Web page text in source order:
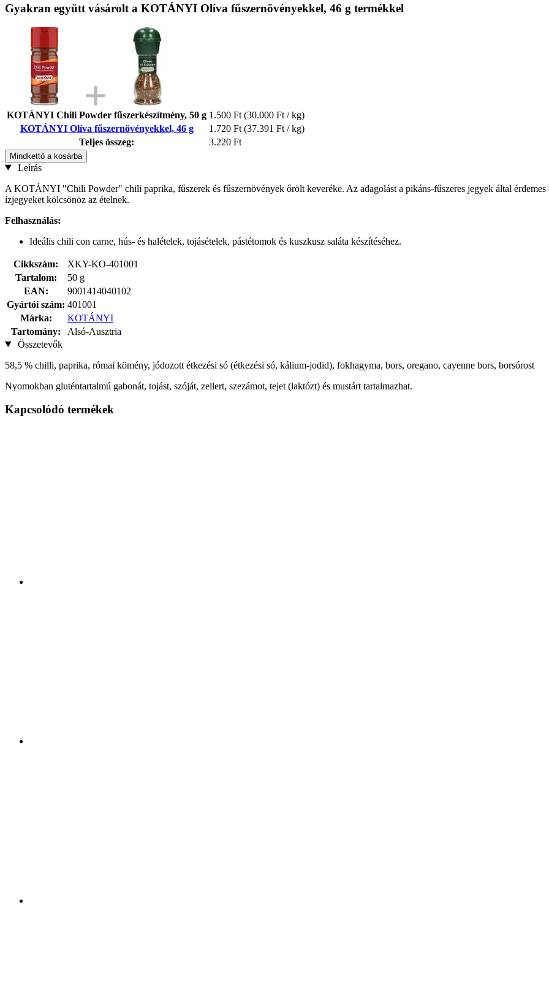
Gyakran együtt vásárolt a KOTÁNYI Olíva fűszernövényekkel, 46 g termékkel
KOTÁNYI Chili Powder fűszerkészítmény, 50 g 1.500 Ft (30.000 Ft / kg)
KOTÁNYI Olíva fűszernövényekkel, 46 g
1.720 Ft (37.391 Ft / kg)
Teljes összeg:
3.220 Ft
Mindkettő a kosárba
Leírás
A KOTÁNYI "Chili Powder" chili paprika, fűszerek és fűszernövények őrölt keveréke. Az adagolást a pikáns-fűszeres jegyek által
ízjegyeket kölcsönöz az ételnek.
Felhasználás:
Ideális chili con carne, hús- és halételek, tojásételek, pástétomok és kuszkusz saláta készítéséhez.
Cikkszám:
XKY-KO-401001
Tartalom:
50 g
EAN:
9001414040102
Gyártói szám: 401001
Márka:
KOTÁNYI
Tartomány:
Alsó-Ausztria
Összetevők
58,5 % chilli, paprika, római kömény, jódozott étkezési só (étkezési só, kálium-jodid), fokhagyma, bors, oregano, cayenne bors, borsórost
Nyomokban gluténtartalmú gabonát, tojást, szóját, zellert, szezámot, tejet (laktózt) és mustárt tartalmazhat.
Kapcsolódó termékek